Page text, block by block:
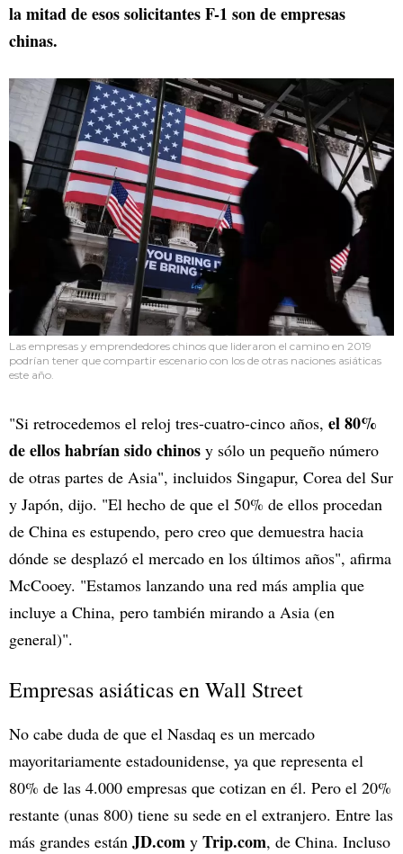
la mitad de esos solicitantes F-1 son de empresas
chinas.
Las empresas y emprendedores chinos que lideraron el camino en 2019
podrían tener que compartir escenario con los de otras naciones asiáticas
este año.
"Si retrocedemos el reloj tres-cuatro-cinco años, el 80%
de ellos habrían sido chinos y sólo un pequeño número
de otras partes de Asia", incluidos Singapur, Corea del Sur
y Japón, dijo. "El hecho de que el 50% de ellos procedan
de China es estupendo, pero creo que demuestra hacia
dónde se desplazó el mercado en los últimos años", afirma
McCooey. "Estamos lanzando una red más amplia que
incluye a China, pero también mirando a Asia (en
general)".
Empresas asiáticas en Wall Street
No cabe duda de que el Nasdaq es un mercado
mayoritariamente estadounidense, ya que representa el
80% de las 4.000 empresas que cotizan en él. Pero el 20%
restante (unas 800) tiene su sede en el extranjero. Entre las
más grandes están JD.com y Trip.com, de China. Incluso